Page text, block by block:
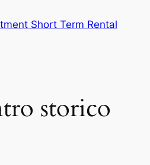
Short Term Rental
storico